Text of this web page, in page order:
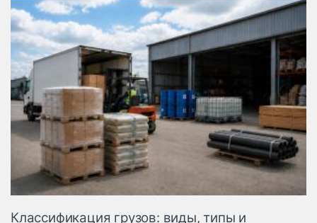
Классификация грузов: виды, типы и